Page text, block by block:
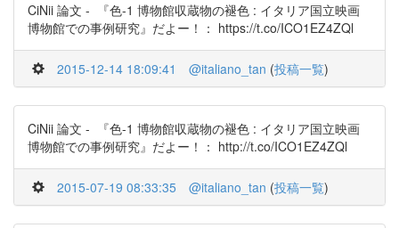
CiNii 論文 - 『色-1 博物館収蔵物の褪色 : イタリア国立映画
博物館での事例研究』だよー！： https://t.co/ICO1EZ4ZQl
2015-12-14 18:09:41 @italiano_tan (投稿一覧)
CiNii 論文 - 『色-1 博物館収蔵物の褪色 : イタリア国立映画
博物館での事例研究』だよー！： http://t.co/ICO1EZ4ZQl
2015-07-19 08:33:35 @italiano_tan (投稿一覧)